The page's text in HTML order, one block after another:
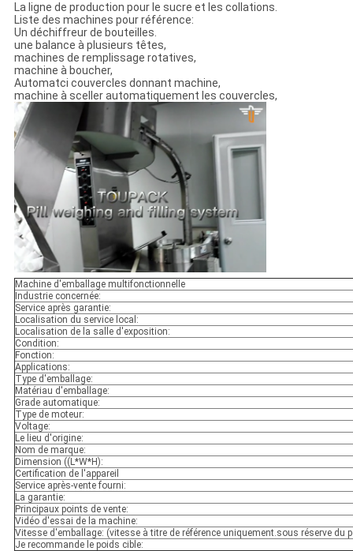
La ligne de production pour le sucre et les collations.
Liste des machines pour référence:
Un déchiffreur de bouteilles.
une balance à plusieurs têtes,
machines de remplissage rotatives,
machine à boucher,
Automatci couvercles donnant machine,
machine à sceller automatiquement les couvercles,
Machine d'emballage multifonctionnelle
Industrie concernée:
Service après garantie:
Localisation du service local:
Localisation de la salle d'exposition:
Condition:
Fonction:
Applications:
Type d'emballage:
Matériau d'emballage:
Grade automatique:
Type de moteur:
Voltage:
Le lieu d'origine:
Nom de marque:
Dimension ((L*W*H):
Certification de l'appareil
Service après-vente fourni:
La garantie:
Principaux points de vente:
Vidéo d'essai de la machine:
Vitesse d'emballage: (vitesse à titre de référence uniquement.sous réserve du
Je recommande le poids cible: